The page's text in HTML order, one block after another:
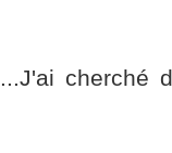
cherché